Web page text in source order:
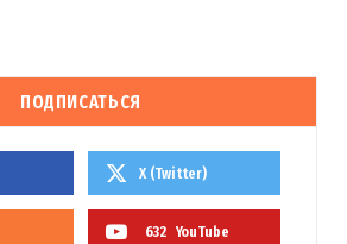
ПОДПИСАТЬСЯ
X (Twitter)
632 YouTube